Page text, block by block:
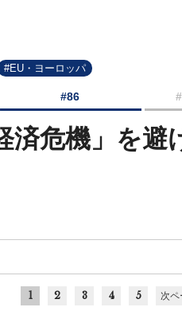
#EU・ヨーロッパ
#86
済危機」を避
1 2 3 4 5 次ペ